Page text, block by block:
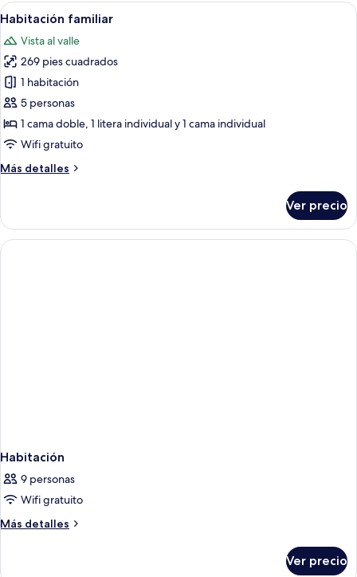
Abrir
todas
las
fotos
de
Habitación
familiar
Insonorización, wifi gratis y ropa de
6
Habitación familiar
Vista al valle
269 pies cuadrados
1 habitación
5 personas
1 cama doble, 1 litera individual y 1 cama individual
Wifi gratuito
Más detalles
Más
familiar
Ver precio
Habitación
9 personas
Wifi gratuito
Más detalles
Más
Ver precio